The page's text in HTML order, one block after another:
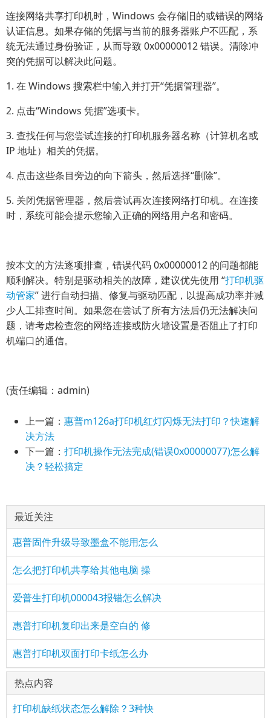
连接网络共享打印机时，Windows 会存储旧的或错误的网络
认证信息。如果存储的凭据与当前的服务器账户不匹配，系
统无法通过身份验证，从而导致 0x00000012 错误。清除冲
突的凭据可以解决此问题。
1. 在 Windows 搜索栏中输入并打开“凭据管理器”。
2. 点击“Windows 凭据”选项卡。
3. 查找任何与您尝试连接的打印机服务器名称（计算机名或
IP 地址）相关的凭据。
4. 点击这些条目旁边的向下箭头，然后选择“删除”。
5. 关闭凭据管理器，然后尝试再次连接网络打印机。在连接
时，系统可能会提示您输入正确的网络用户名和密码。
按本文的方法逐项排查，错误代码 0x00000012 的问题都能
顺利解决。特别是驱动相关的故障，建议优先使用 “打印机驱
动管家” 进行自动扫描、修复与驱动匹配，以提高成功率并减
少人工排查时间。如果您在尝试了所有方法后仍无法解决问
题，请考虑检查您的网络连接或防火墙设置是否阻止了打印
机端口的通信。
(责任编辑：admin)
上一篇： 惠普m126a打印机红灯闪烁无法打印？快速解
决方法
下一篇： 打印机操作无法完成(错误0x00000077)怎么解
决？轻松搞定
最近关注
惠普固件升级导致墨盒不能用怎么
怎么把打印机共享给其他电脑 操
爱普生打印机000043报错怎么解决
惠普打印机复印出来是空白的 修
惠普打印机双面打印卡纸怎么办
热点内容
打印机缺纸状态怎么解除？3种快